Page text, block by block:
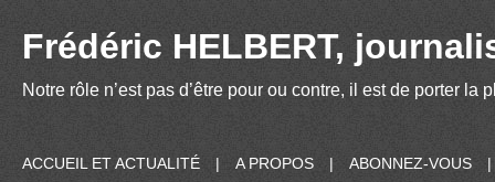
Frédéric HELBERT,
Notre rôle n’est pas d’être pour ou contre, il est de porter
ACCUEIL ET ACTUALITÉ | A PROPOS | ABONNEZ-VOUS |